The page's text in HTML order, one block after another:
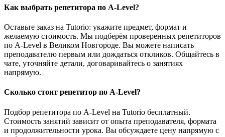
Как выбрать репетитора по A-Level?
Оставьте заказ на Tutorio: укажите предмет, формат и
желаемую стоимость. Мы подберём проверенных репетиторов
по A-Level в Великом Новгороде. Вы можете написать
преподавателю первым или дождаться откликов. Общайтесь в
чате, уточняйте детали, договаривайтесь о занятиях
напрямую.
Сколько стоит репетитор по A-Level?
Подбор репетитора по A-Level на Tutorio бесплатный.
Стоимость занятий зависит от опыта преподавателя, формата
и продолжительности урока. Вы обсуждаете цену напрямую с